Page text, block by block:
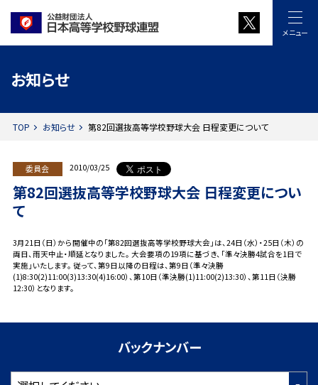
メニュー
お知らせ
TOP お知らせ 第82回選抜高等学校野球大会 日程変更について
委員会 2010/03/25
第82回選抜高等学校野球大会 日程変更につい
て
3月21日（日）から開催中の「第82回選抜高等学校野球大会」は、24日（水）・25日（木）の
両日、雨天中止・順延となりました。 大会要項の19項に基づき、「準々決勝4試合を1日で
実施」いたします。 従って、第9日以降の日程は、第9日（準々決勝
(1)8:30(2)11:00(3)13:30(4)16:00）、第10日（準決勝(1)11:00(2)13:30）、第11日（決勝
12:30）となります。
バックナンバー